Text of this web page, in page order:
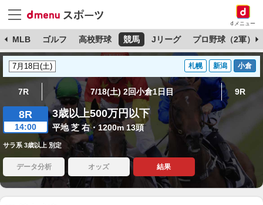
dメニュー
MLB ゴルフ 高校野球 競馬 Jリーグ プロ野球（2軍）
札幌 新潟 小倉
7R 7/18(土) 2回小倉1日目 9R
8R
14:00
3歳以上500万円以下
平地 芝 右・1200m 13頭
サラ系 3歳以上 別定
データ分析 オッズ 結果